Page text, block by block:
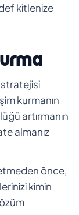
kitlenize
stratejisi
kurmanın
artırmanın
almanız
önce,
kimin